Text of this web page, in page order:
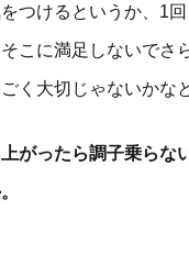
つけるというか、1
こに満足しないでさ
く大切じゃないかなと
がったら調子乗らな